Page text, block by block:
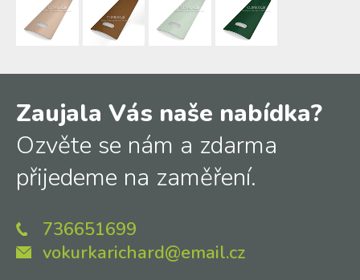
Zaujala Vás naše nabídka?
Ozvěte se nám a zdarma
přijedeme na zaměření.
736651699
vokurkarichard@email.cz